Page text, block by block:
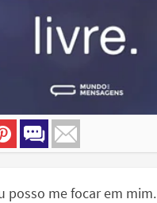
posso me focar em mim.